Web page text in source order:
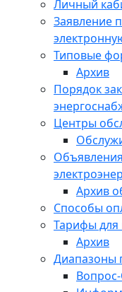
Личный
Заявление
Типовые
Архив
Порядок
Центры
Архив
Способы
Тарифы для
Архив
Диапазоны